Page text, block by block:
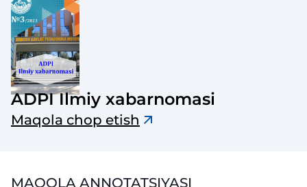
ADPI Ilmiy xabarnomasi
Maqola chop etish
MAQOLA ANNOTATSIYASI